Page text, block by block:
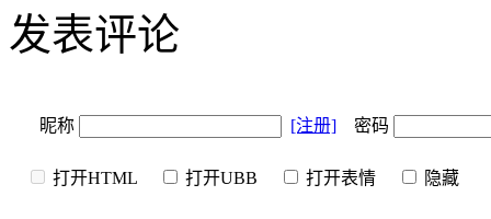
发表评论
昵称 [注册] 密码
打开HTML 打开UBB 打开表情 隐